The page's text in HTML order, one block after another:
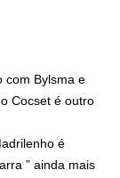
com Bylsma e
Cocset é outro
é
” ainda mais